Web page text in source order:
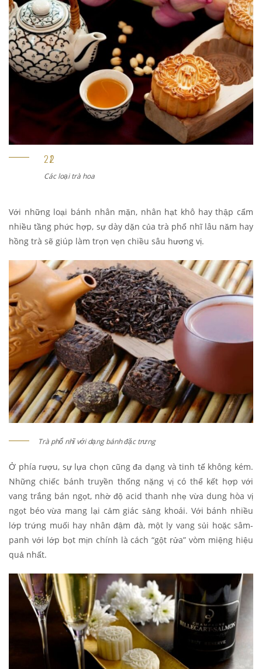
Các loại trà hoa
Với những loại bánh nhân mặn, nhân hạt khô hay thập cẩm
nhiều tầng phức hợp, sự dày dặn của trà phổ nhĩ lâu năm hay
hồng trà sẽ giúp làm trọn vẹn chiều sâu hương vị.
Trà phổ nhĩ với dạng bánh đặc trưng
Ở phía rượu, sự lựa chọn cũng đa dạng và tinh tế không kém.
Những chiếc bánh truyền thống nặng vị có thể kết hợp với
vang trắng bán ngọt, nhờ độ acid thanh nhẹ vừa dung hòa vị
ngọt béo vừa mang lại cảm giác sảng khoái. Với bánh nhiều
lớp trứng muối hay nhân đậm đà, một ly vang sủi hoặc sâm-
panh với lớp bọt mịn chính là cách “gột rửa” vòm miệng hiệu
quả nhất.